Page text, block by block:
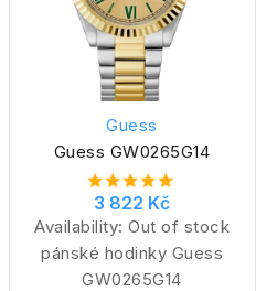
Guess
Guess GW0265G14
3 822 Kč
Availability: Out of stock
pánské hodinky Guess
GW0265G14